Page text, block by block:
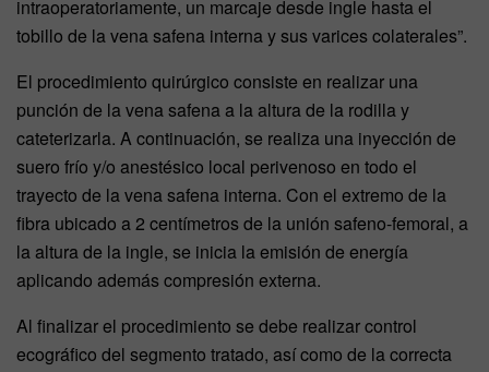
intraoperatoriamente, un marcaje desde ingle hasta el
tobillo de la vena safena interna y sus varices colaterales”.
El procedimiento quirúrgico consiste en realizar una
punción de la vena safena a la altura de la rodilla y
cateterizarla. A continuación, se realiza una inyección de
suero frío y/o anestésico local perivenoso en todo el
trayecto de la vena safena interna. Con el extremo de la
fibra ubicado a 2 centímetros de la unión safeno-femoral, a
la altura de la ingle, se inicia la emisión de energía
aplicando además compresión externa.
Al finalizar el procedimiento se debe realizar control
ecográfico del segmento tratado, así como de la correcta